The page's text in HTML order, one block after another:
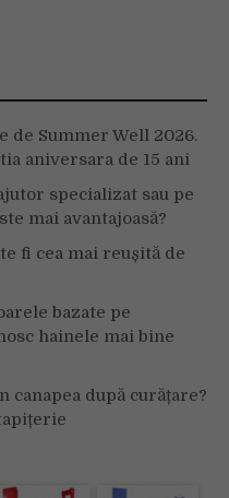
de Summer Well 2026.
aniversara de 15 ani
specializat sau pe
mai avantajoasă?
fi cea mai reușită de
bazate pe
hainele mai bine
după curățare?